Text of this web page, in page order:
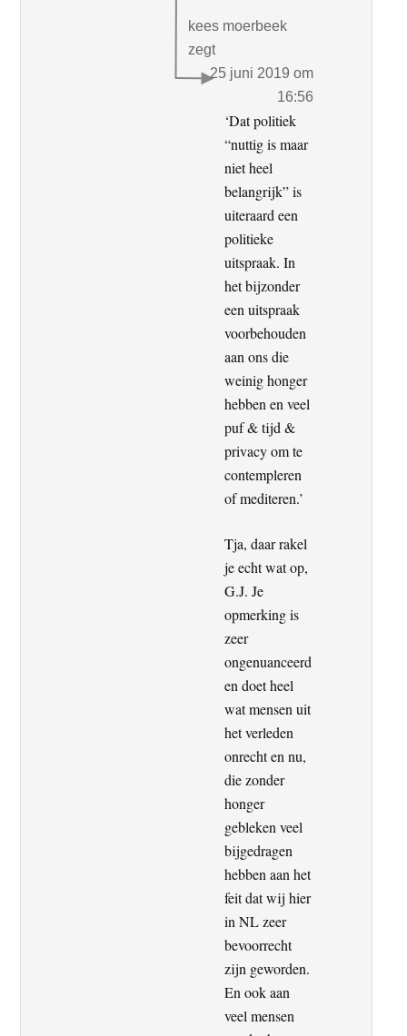
kees moerbeek
zegt
25 juni 2019 om
16:56
‘Dat politiek
“nuttig is maar
niet heel
belangrijk” is
uiteraard een
politieke
uitspraak. In
het bijzonder
een uitspraak
voorbehouden
aan ons die
weinig honger
hebben en veel
puf & tijd &
privacy om te
contempleren
of mediteren.’
Tja, daar rakel
je echt wat op,
G.J. Je
opmerking is
zeer
ongenuanceerd
en doet heel
wat mensen uit
het verleden
onrecht en nu,
die zonder
honger
gebleken veel
bijgedragen
hebben aan het
feit dat wij hier
in NL zeer
bevoorrecht
zijn geworden.
En ook aan
veel mensen